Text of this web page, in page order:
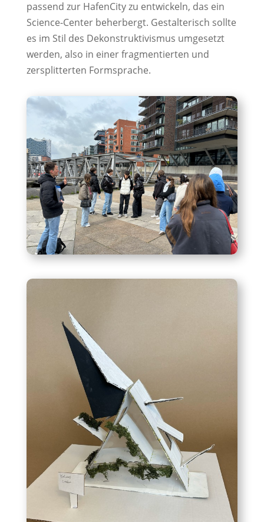
passend zur HafenCity zu entwickeln, das ein
Science-Center beherbergt. Gestalterisch sollte
es im Stil des Dekonstruktivismus umgesetzt
werden, also in einer fragmentierten und
zersplitterten Formsprache.